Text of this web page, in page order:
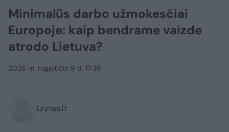
Minimalūs darbo užmokesčiai
Europoje: kaip bendrame vaizde
atrodo Lietuva?
2026 m. rugpjūčio 9 d. 17:36
Lrytas.lt